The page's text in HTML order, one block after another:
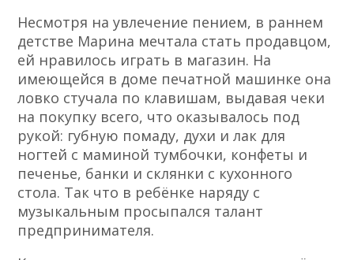
Несмотря на увлечение пением, в раннем
детстве Марина мечтала стать продавцом,
ей нравилось играть в магазин. На
имеющейся в доме печатной машинке она
ловко стучала по клавишам, выдавая чеки
на покупку всего, что оказывалось под
рукой: губную помаду, духи и лак для
ногтей с маминой тумбочки, конфеты и
печенье, банки и склянки с кухонного
стола. Так что в ребёнке наряду с
музыкальным просыпался талант
предпринимателя.